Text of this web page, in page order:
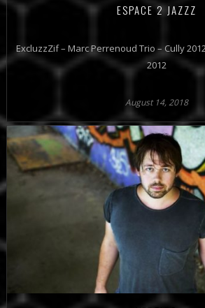
ESPACE 2 JAZZZ
ExcluzzZif – Marc Perrenoud Trio – Cully
2012
August 14, 2018